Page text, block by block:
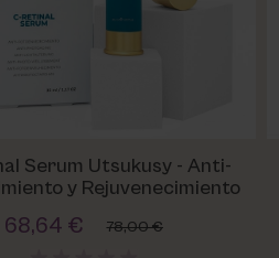
Serum Utsukusy - Anti-
y Rejuvenecimiento
68,64 € 78,00 €